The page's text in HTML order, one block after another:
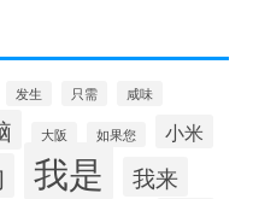
发生 只需 咸味
大阪 如果您
小米
我是 我来